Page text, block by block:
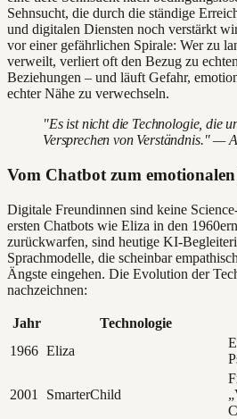
Sehnsucht, die durch die ständige
und digitalen Diensten noch verstärkt
vor einer gefährlichen Spirale: Wer zu
verweilt, verliert oft den Bezug zu
Beziehungen – und läuft Gefahr,
echter Nähe zu verwechseln.
"Es ist nicht die Technologie, die
Versprechen von Verständnis." —
Vom Chatbot zum
Digitale Freundinnen sind keine
ersten Chatbots wie Eliza in den
zurückwarfen, sind heutige KI-
Sprachmodelle, die scheinbar
Ängste eingehen. Die Evolution der
nachzeichnen:
Jahr Technologie
1966 Eliza
2001 SmarterChild